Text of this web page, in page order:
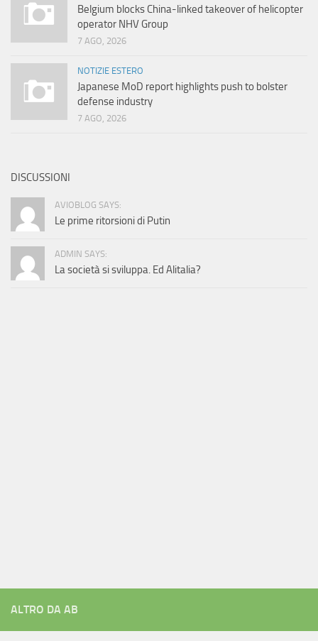
Belgium blocks China-linked takeover of helicopter
operator NHV Group
7 AGO, 2026
NOTIZIE ESTERO
Japanese MoD report highlights push to bolster
defense industry
7 AGO, 2026
DISCUSSIONI
AVIOBLOG SAYS:
Le prime ritorsioni di Putin
ADMIN SAYS:
La società si sviluppa. Ed Alitalia?
ALTRO DA AB